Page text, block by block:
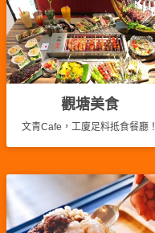
觀塘美食
文青Cafe，工廈足料抵食餐廳！